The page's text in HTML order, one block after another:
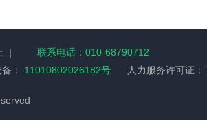
|
联系电话：010-68790712
： 11010802026182号 人力服务许可证：